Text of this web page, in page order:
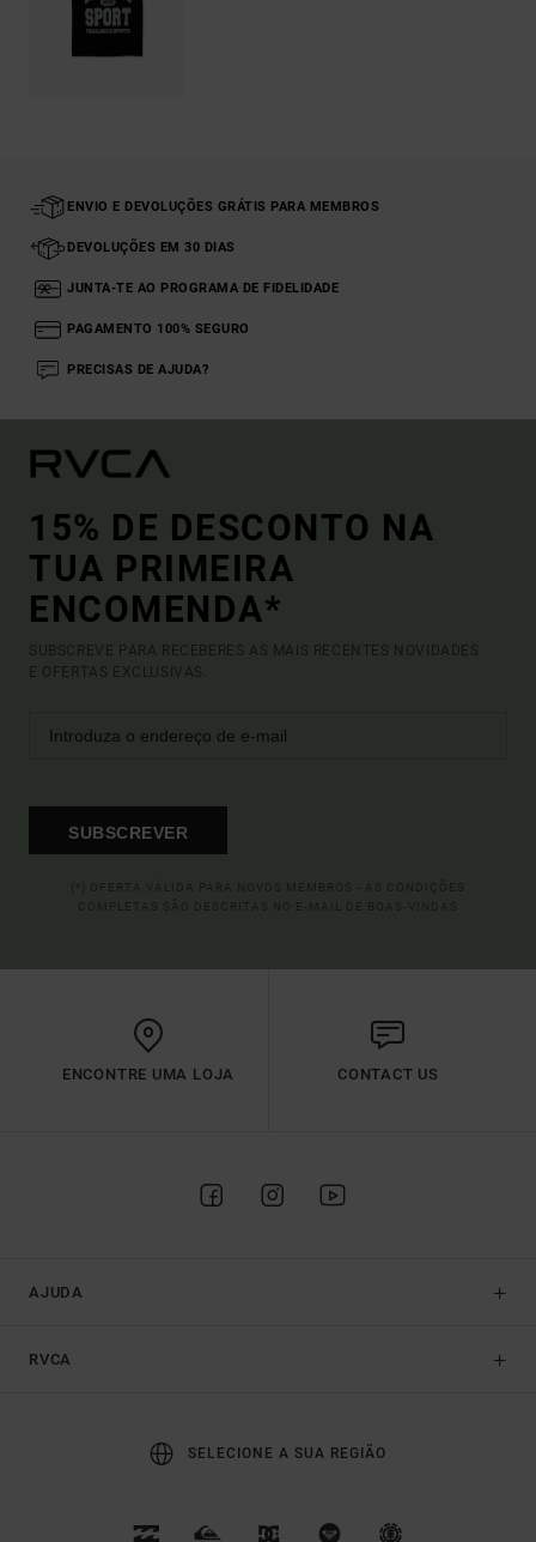
ENVIO E DEVOLUÇÕES GRÁTIS PARA MEMBROS
DEVOLUÇÕES EM 30 DIAS
JUNTA-TE AO PROGRAMA DE FIDELIDADE
PAGAMENTO 100% SEGURO
PRECISAS DE AJUDA?
15% DE DESCONTO NA
TUA PRIMEIRA
ENCOMENDA*
SUBSCREVE PARA RECEBERES AS MAIS RECENTES NOVIDADES
E OFERTAS EXCLUSIVAS.
SUBSCREVER
ENCONTRE UMA LOJA CONTACT US
AJUDA
RVCA
SELECIONE A SUA REGIÃO